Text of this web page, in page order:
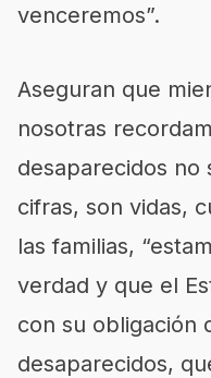
venceremos”.
Aseguran que
nosotras
desaparecidos no
cifras, son vidas,
las familias,
verdad y que el
con su obligación
desaparecidos,